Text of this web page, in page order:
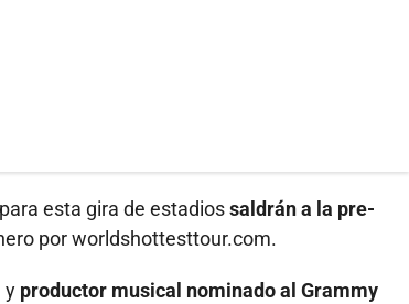
esta gira de estadiossaldrán a la pre-
por worldshottesttour.com.
y productor musical nominado al Grammy